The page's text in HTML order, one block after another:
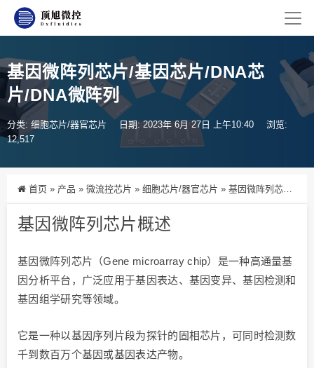
基因微阵列芯片/基因芯片/DNA芯
片/DNA微阵列
分类: 细胞芯片/器官芯片 日期: 2023年 6月 27日 上午10:40
浏览:
12,517
首页 » 产品 » 微流控芯片 » 细胞芯片/器官芯片 » 基因微阵列芯片/基因芯片/DNA芯片/DNA微阵列
基因微阵列芯片概述
基因微阵列芯片（Gene microarray chip）是一种高通量基
因分析平台，广泛应用于基因表达、基因变异、基因检测和
基因组学研究等领域。
它是一种以基因序列片段为探针的固相芯片，可同时检测数
千到数百万个基因或基因表达产物。